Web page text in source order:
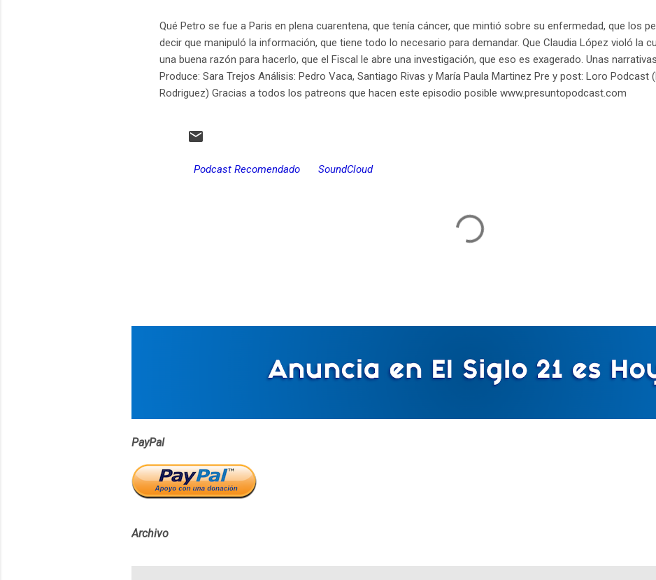
Qué Petro se fue a Paris en plena cuarentena, que tenía cáncer, que mintió sobre su enfermedad, que los
decir que manipuló la información, que tiene todo lo necesario para demandar. Que Claudia López violó la
una buena razón para hacerlo, que el Fiscal le abre una investigación, que eso es exagerado. Unas
Produce: Sara Trejos Análisis: Pedro Vaca, Santiago Rivas y María Paula Martinez Pre y post: Loro Podcast
Rodriguez) Gracias a todos los patreons que hacen este episodio posible www.presuntopodcast.com
Podcast Recomendado SoundCloud
a
PayPal
Archivo